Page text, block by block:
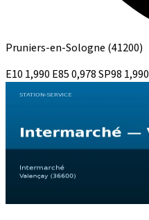
Pruniers-en-Sologne (41200)
E10 1,990 E850,978SP98 1,990